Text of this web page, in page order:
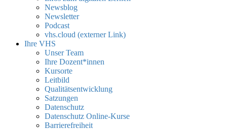
Newsblog
Newsletter
Podcast
vhs.cloud (externer Link)
Ihre VHS
Unser Team
Ihre Dozent*innen
Kursorte
Leitbild
Qualitätsentwicklung
Satzungen
Datenschutz
Datenschutz Online-Kurse
Barrierefreiheit